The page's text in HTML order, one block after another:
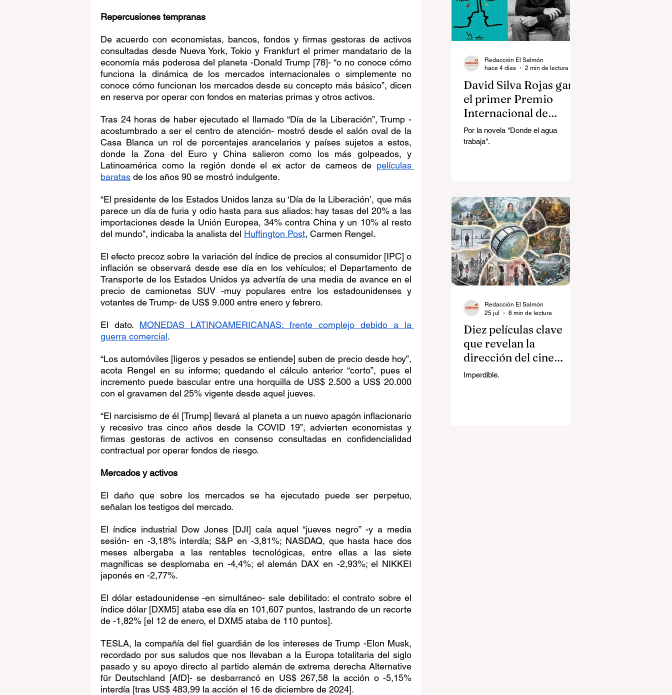
Repercusiones tempranas
De acuerdo con economistas, bancos, fondos y firmas gestoras de activos
consultadas desde Nueva York, Tokio y Frankfurt el primer mandatario de la
economía más poderosa del planeta -Donald Trump [78]- “o no conoce cómo
funciona la dinámica de los mercados internacionales o simplemente no
conoce cómo funcionan los mercados desde su concepto más básico”, dicen
en reserva por operar con fondos en materias primas y otros activos.
Tras 24 horas de haber ejecutado el llamado “Día de la Liberación”, Trump -
acostumbrado a ser el centro de atención- mostró desde el salón oval de la
Casa Blanca un rol de porcentajes arancelarios y países sujetos a estos,
donde la Zona del Euro y China salieron como los más golpeados, y
Latinoamérica como la región donde el ex actor de cameos de películas
baratas de los años 90 se mostró indulgente.
“El presidente de los Estados Unidos lanza su ‘Día de la Liberación’, que más
parece un día de furia y odio hasta para sus aliados: hay tasas del 20% a las
importaciones desde la Unión Europea, 34% contra China y un 10% al resto
del mundo”, indicaba la analista del Huffington Post, Carmen Rengel.
El efecto precoz sobre la variación del índice de precios al consumidor [IPC] o
inflación se observará desde ese día en los vehículos; el Departamento de
Transporte de los Estados Unidos ya advertía de una media de avance en el
precio de camionetas SUV -muy populares entre los estadounidenses y
votantes de Trump- de US$ 9.000 entre enero y febrero.
El dato. MONEDAS LATINOAMERICANAS: frente complejo debido a la
guerra comercial.
“Los automóviles [ligeros y pesados se entiende] suben de precio desde hoy”,
acota Rengel en su informe; quedando el cálculo anterior “corto”, pues el
incremento puede bascular entre una horquilla de US$ 2.500 a US$ 20.000
con el gravamen del 25% vigente desde aquel jueves.
“El narcisismo de él [Trump] llevará al planeta a un nuevo apagón inflacionario
y recesivo tras cinco años desde la COVID 19”, advierten economistas y
firmas gestoras de activos en consenso consultadas en confidencialidad
contractual por operar fondos de riesgo.
Mercados y activos
El daño que sobre los mercados se ha ejecutado puede ser perpetuo,
señalan los testigos del mercado.
El índice industrial Dow Jones [DJI] caía aquel “jueves negro” -y a media
sesión- en -3,18% interdía; S&P en -3,81%; NASDAQ, que hasta hace dos
meses albergaba a las rentables tecnológicas, entre ellas a las siete
magníficas se desplomaba en -4,4%; el alemán DAX en -2,93%; el NIKKEI
japonés en -2,77%.
El dólar estadounidense -en simultáneo- sale debilitado: el contrato sobre el
índice dólar [DXM5] ataba ese día en 101,607 puntos, lastrando de un recorte
de -1,82% [el 12 de enero, el DXM5 ataba de 110 puntos].
TESLA, la compañía del fiel guardián de los intereses de Trump -Elon Musk,
recordado por sus saludos que nos llevaban a la Europa totalitaria del siglo
pasado y su apoyo directo al partido alemán de extrema derecha Alternative
für Deutschland [AfD]- se desbarrancó en US$ 267,58 la acción o -5,15%
interdía [tras US$ 483,99 la acción el 16 de diciembre de 2024].
David Silva Rojas ganó
el primer Premio
Internacional de
Novela Breve Almadía
Ventosa-Arrufat
Por la novela "Donde el agua
trabaja".
Redacción El Salmón
hace 4 días
2 min de lectura
Diez películas clave
que revelan la
dirección del cine
contemporáneo
Imperdible.
Redacción El Salmón
25 jul
8 min de lectura